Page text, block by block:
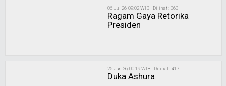
06 Jul 26, 09:02 WIB | Dilihat : 363
Ragam Gaya Retorika
Presiden
25 Jun 26, 00:19 WIB | Dilihat : 417
Duka Ashura